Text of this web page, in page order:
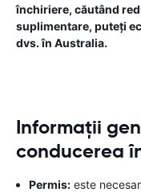
închiriere, căutând
suplimentare, puteți
dvs. în Australia.
Informații
conducerea
Permis: este